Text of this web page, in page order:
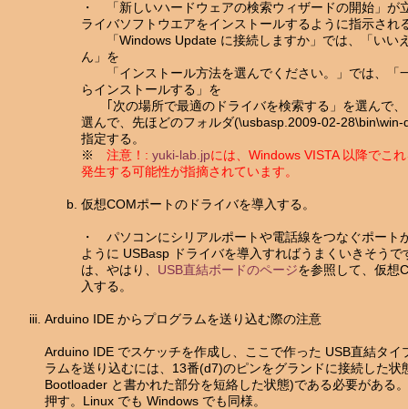
・ 「新しいハードウェアの検索ウィザードの開始」が
ライバソフトウエアをインストールするように指示され
「Windows Update に接続しますか」では、「いい
ん」を
「インストール方法を選んでください。」では、「
らインストールする」を
｢次の場所で最適のドライバを検索する」を選んで、
選んで、先ほどのフォルダ(\usbasp.2009-02-
指定する。
※ 注意！: yuki-lab.jpには、Windows VISTA 以降でこ
発生する可能性が指摘されています。
仮想COMポートのドライバを導入する。
・ パソコンにシリアルポートや電話線をつなぐポート
ように USBasp ドライバを導入すればうまくいきそう
は、やはり、 USB直結ボードのページを参照して、仮想
入する。
Arduino IDE からプログラムを送り込む際の注意
Arduino IDE でスケッチを作成し、ここで作った USB直結タイ
ラムを送り込むには、13番(d7)のピンをグランドに接続した状
Bootloader と書かれた部分を短絡した状態)である必要がある
押す。Linux でも Windows でも同様。